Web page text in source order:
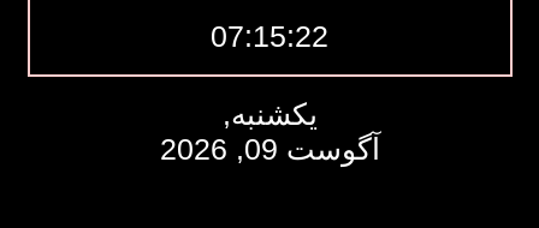
07:15:23
یکشنبه,
آگوست 09, 2026